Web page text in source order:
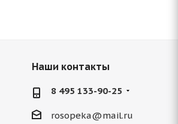
Наши контакты
8 495 133-90-25
rosopeka@mail.ru